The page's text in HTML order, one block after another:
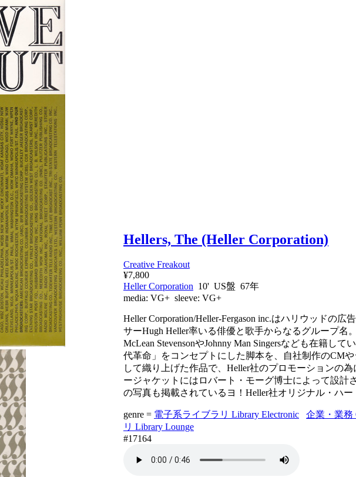
Hellers, The (Heller Corporation)
Creative Freakout
¥7,800
Heller Corporation 10' US盤 67年
media: VG+ sleeve: VG+
Heller Corporation/Heller-Fergason inc.はハリウッドの
サーHugh Heller率いる俳優と歌手からなるグループ
McLean StevensonやJohnny Man Singersなども在籍し
代革命」をコンセプトにした脚本を、自社制作のCM
して織り上げた作品で、Heller社のプロモーションの
ージャケットにはロバート・モーグ博士によって設計
の写真も掲載されているヨ！Heller社オリジナル・ハー
genre = 電子系ライブラリ Library Electronic 企業・業務
リ Library Lounge
#17164